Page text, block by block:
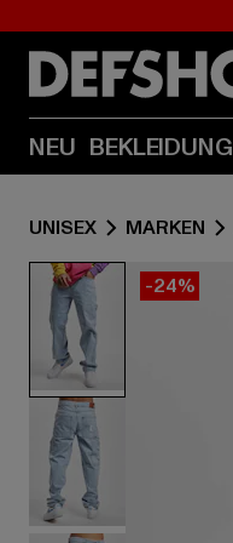
NEU BEKLEIDUNG
UNISEX MARKEN
-24%